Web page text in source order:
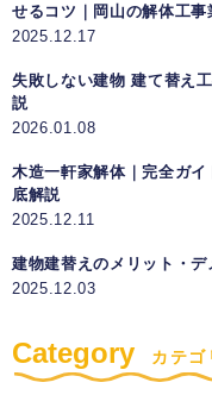
せるコツ｜岡山の解体工
2025.12.17
失敗しない建物 建て替え
説
2026.01.08
木造一軒家解体｜完全ガ
底解説
2025.12.11
建物建替えのメリット・
2025.12.03
Category カテゴ